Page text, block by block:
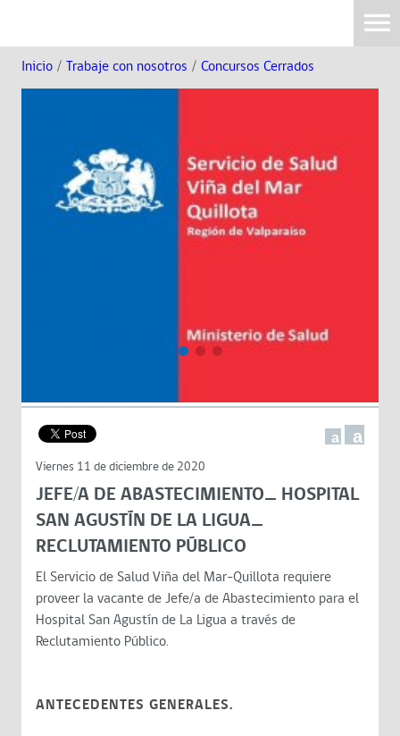
Inicio / Trabaje con nosotros / Concursos Cerrados
a a
Viernes 11 de diciembre de 2020
JEFE/A DE ABASTECIMIENTO_ HOSPITAL
SAN AGUSTÍN DE LA LIGUA_
RECLUTAMIENTO PÚBLICO
El Servicio de Salud Viña del Mar-Quillota requiere
proveer la vacante de Jefe/a de Abastecimiento para el
Hospital San Agustín de La Ligua a través de
Reclutamiento Público.
ANTECEDENTES GENERALES.